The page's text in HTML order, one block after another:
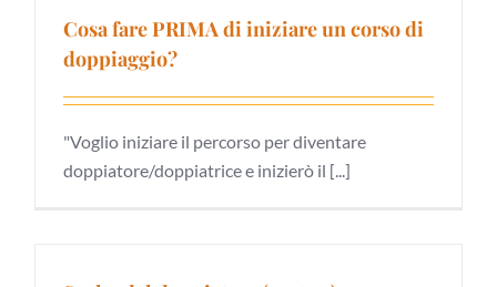
Cosa fare PRIMA di iniziare un corso di
doppiaggio?
"Voglio iniziare il percorso per diventare
doppiatore/doppiatrice e inizierò il [...]